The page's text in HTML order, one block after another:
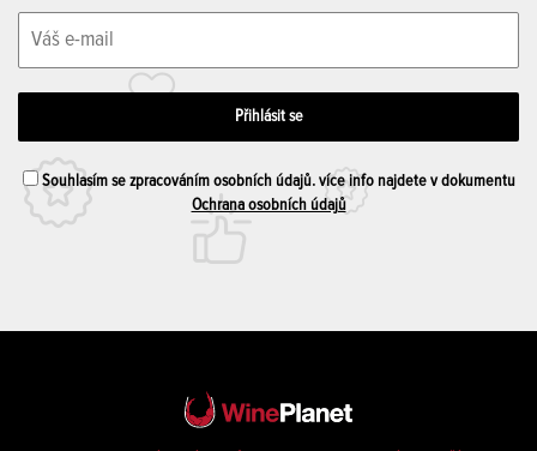
Souhlasím se zpracováním osobních údajů. více info najdete v dokumentu
Ochrana osobních údajů